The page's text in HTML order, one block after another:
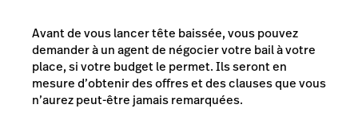
Avant de vous lancer tête baissée, vous pouvez
demander à un agent de négocier votre bail à votre
place, si votre budget le permet. Ils seront en
mesure d’obtenir des offres et des clauses que vous
n’aurez peut-être jamais remarquées.